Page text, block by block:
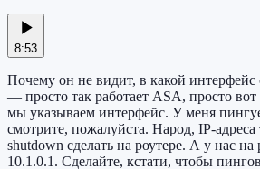
8:53
Почему он не видит, в какой интерфейс
— просто так работает ASA, просто вот
мы указываем интерфейс. У меня
смотрите, пожалуйста. Народ, IP-
shutdown сделать на роутере. А у нас на
10.1.0.1. Сделайте, кстати, чтобы